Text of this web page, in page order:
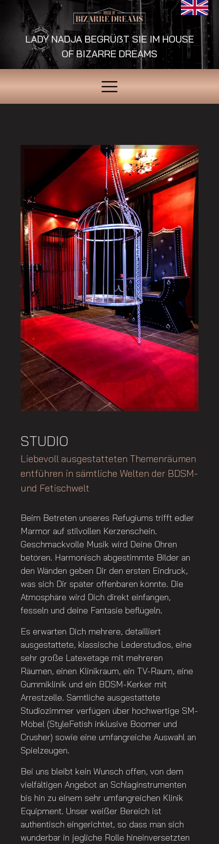
LADY NADJA BEGRÜẞT SIE IM HOUSE
OF BIZARRE DREAMS
STUDIO
Liebevoll ausgestatteten Themenräumen
entführen in sämtliche Welten der BDSM-
und Fetischwelt
Beim Betreten unseres Refugiums trifft edler
Marmor auf stilvollen Kerzenschein.
Geschmackvolle Musik wird Deine Ohren
betören. Harmonisch abgestimmte Bilder an
den Wänden geben Dir den ersten Eindruck,
was sich Dir später offenbaren könnte. Die
Atmosphäre wird Dich direkt einfangen,
fesseln und deine Fantasie beflügeln.
Es erwarten Dich mehrere, detailliert
ausgestattete, klassische Lederstudios, eine
sehr große Latexetage mit mehreren
Räumen, einen Klinikraum, ein TV-Raum, eine
Gummiklinik und ein BDSM-Kerker mit
Arrestzelle. Sämtliche ausgestattete
Studiozimmer verfügen über hochwertige SM-
Möbel (StyleFetish inklusive Boomer und
Crusher) sowie eine umfangreiche Auswahl an
Spielzeugen.
Bei uns bleibt kein Wunsch offen, von dem
vielfältigen Angebot an Schlaginstrumenten
bis hin zu einem sehr umfangreichen Klinik
Equipment. Unser weißer Bereich ist
authentisch eingerichtet, so dass man sich
wunderbar in jegliche Rolle hineinversetzten